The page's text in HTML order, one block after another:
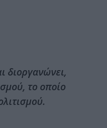
διοργανώνει,
το οποίο